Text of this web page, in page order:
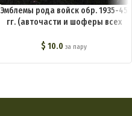
Эмблемы рода войск обр. 1935-45
гг. (авточасти и шоферы всех
бронетанковых) M3-069-Z
$ 10.0 за пару